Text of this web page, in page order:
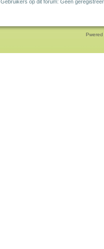
Gebruikers op dit forum: Geen